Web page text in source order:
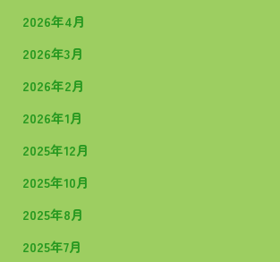
2026年4月
2026年3月
2026年2月
2026年1月
2025年12月
2025年10月
2025年8月
2025年7月